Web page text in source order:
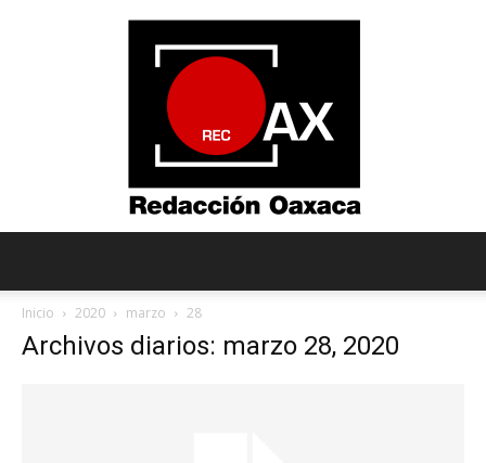
Inicio 2020 marzo 28
Archivos diarios: marzo 28, 2020